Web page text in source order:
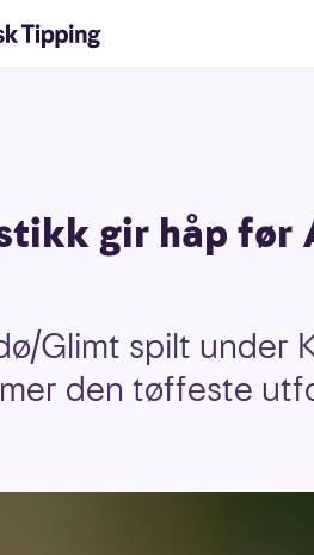
gir håp før
Glimt spilt under
den tøffeste